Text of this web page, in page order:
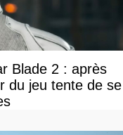
Blade 2 : après
du jeu tente de se